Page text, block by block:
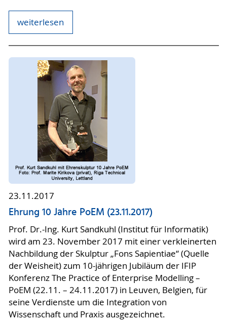
weiterlesen
23.11.2017
Ehrung 10 Jahre PoEM (23.11.2017)
Prof. Dr.-Ing. Kurt Sandkuhl (Institut für Informatik)
wird am 23. November 2017 mit einer verkleinerten
Nachbildung der Skulptur „Fons Sapientiae“ (Quelle
der Weisheit) zum 10-jährigen Jubiläum der IFIP
Konferenz The Practice of Enterprise Modelling –
PoEM (22.11. – 24.11.2017) in Leuven, Belgien, für
seine Verdienste um die Integration von
Wissenschaft und Praxis ausgezeichnet.